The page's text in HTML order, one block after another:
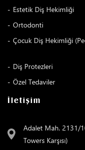
Estetik Diş Hekimliği
Ortodonti
Çocuk Diş Hekimliği
Diş Protezleri
Özel Tedaviler
İletişim
Adalet Mah. 2131/
Towers Karşısı)